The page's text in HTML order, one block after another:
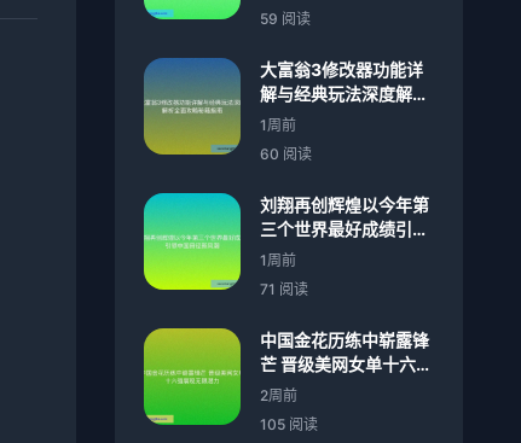
59 阅读
大富翁3修改器功能详
解与经典玩法深度解析
全面攻略秘籍指南
1周前
60 阅读
刘翔再创辉煌以今年第
三个世界最好成绩引领
中国田径新风潮
1周前
71 阅读
中国金花历练中崭露锋
芒 晋级美网女单十六强
展现无限潜力
2周前
105 阅读